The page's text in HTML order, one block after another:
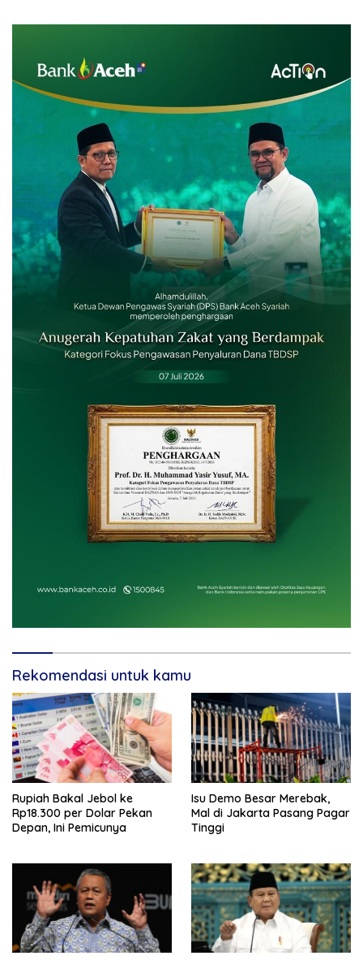
Rekomendasi untuk kamu
Rupiah Bakal Jebol ke
Rp18.300 per Dolar Pekan
Depan, Ini Pemicunya
Isu Demo Besar Merebak,
Mal di Jakarta Pasang Pagar
Tinggi